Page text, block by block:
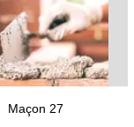
Maçon 27